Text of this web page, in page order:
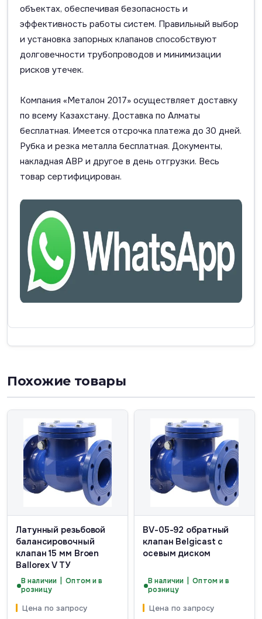
объектах, обеспечивая безопасность и
эффективность работы систем. Правильный выбор
и установка запорных клапанов способствуют
долговечности трубопроводов и минимизации
рисков утечек.
Компания «Металон 2017» осуществляет доставку
по всему Казахстану. Доставка по Алматы
бесплатная. Имеется отсрочка платежа до 30 дней.
Рубка и резка металла бесплатная. Документы,
накладная АВР и другое в день отгрузки. Весь
товар сертифицирован.
Похожие товары
Латунный резьбовой
балансировочный
клапан 15 мм Broen
Ballorex V ТУ
В наличии | Оптом и в
розницу
Цена по запросу
BV-05-92 обратный
клапан Belgicast с
осевым диском
В наличии | Оптом и в
розницу
Цена по запросу